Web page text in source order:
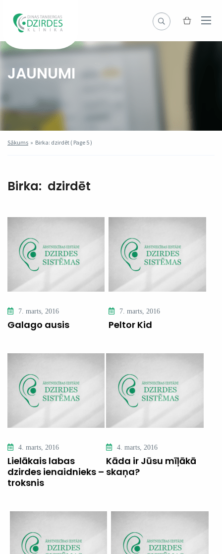
JAUNUMI
Sākums » Birka: dzirdēt ( Page 5 )
Birka: dzirdēt
7. marts, 2016
Galago ausis
7. marts, 2016
Peltor Kid
4. marts, 2016
Lielākais labas
dzirdes ienaidnieks –
troksnis
4. marts, 2016
Kāda ir Jūsu mīļākā
skaņa?